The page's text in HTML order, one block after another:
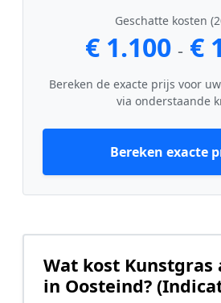
Geschatte kosten
€ 1.100 - €
Bereken de exacte prijs voor
via onderstaande
Bereken exacte
Wat kost Kunstgras
in Oosteind?